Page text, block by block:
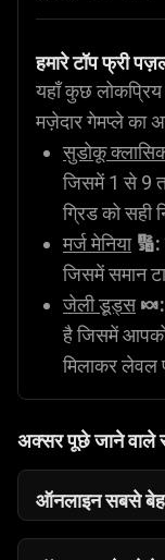
हमारे टॉप फ्री
यहाँ कुछ लोकप्रिय
मज़ेदार गेमप्ले का
सुडोकू
जिसमें 1 से 9
ग्रिड को सही
मर्ज मेनिया🔢:
जिसमें समान
जेली डू़ड्स🍬:
है जिसमें
मिलाकर लेवल
अक्सर पूछे जाने वाले
ऑनलाइन सबसे
अगर आप ऑनलाइन